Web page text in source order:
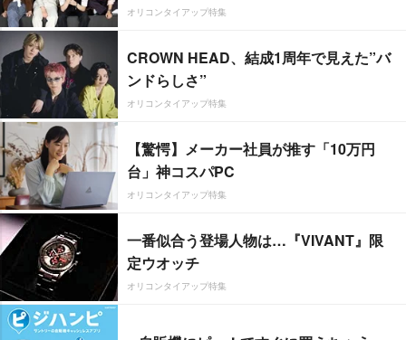
オリコンタイアップ特集
CROWN HEAD、結成1周年で見えた”バ
ンドらしさ”
オリコンタイアップ特集
【驚愕】メーカー社員が推す「10万円
台」神コスパPC
オリコンタイアップ特集
一番似合う登場人物は…『VIVANT』限
定ウオッチ
オリコンタイアップ特集